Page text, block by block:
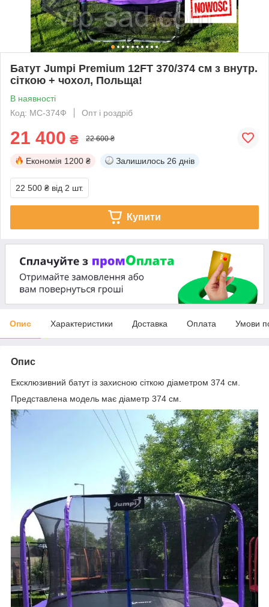
Батут Jumpi Premium 12FT 370/374 см з внутр.
сіткою + чохол, Польща!
В наявності
Код: MC-374Ф
Опт і роздріб
21 400 ₴ 22 600 ₴
Економія 1200 ₴ Залишилось 26 днів
22 500 ₴ від 2 шт.
Купити
Опис Характеристики Доставка Оплата Умови
Опис
Ексклюзивний батут із захисною сіткою діаметром 374 см.
Представлена модель має діаметр 374 см.